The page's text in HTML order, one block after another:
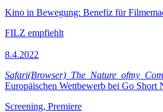
Kino in Bewegung: Benefiz für
FILZ empfiehlt
8.4.2022
Europäischen Wettbewerb bei Go Short
Screening, Premiere